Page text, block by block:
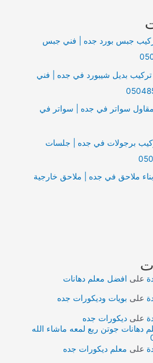
جبس بورد جده | فني جبس
بديل شيبورد في جده | فني
سواتر في جده | سواتر في
برجولات في جده | جلسات
ملاحق في جده | ملاحق خارجية
على افضل معلم دهانات
على بويات وديكورات جده
علىديكورات جده
دهانات جوتن ربع لمعه ماشاء الله
على معلم ديكورات جده